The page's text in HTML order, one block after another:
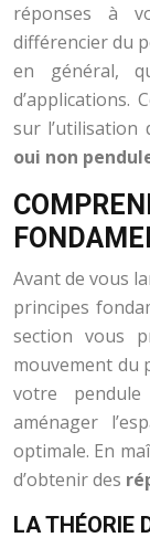
réponses à
différencier du
en général,
d’applications.
sur l’utilisation
oui non
Avant de vous
principes
section vous
mouvement du
votre
aménager
optimale. En
d’obtenir des
LA THÉORIE